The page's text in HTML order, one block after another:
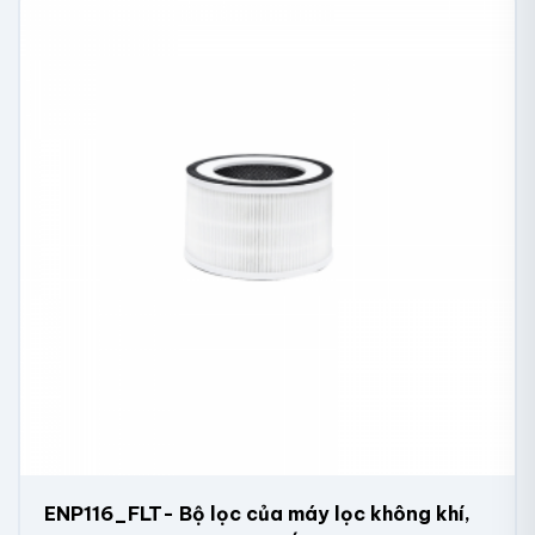
ENP116_FLT- Bộ lọc của máy lọc không khí,